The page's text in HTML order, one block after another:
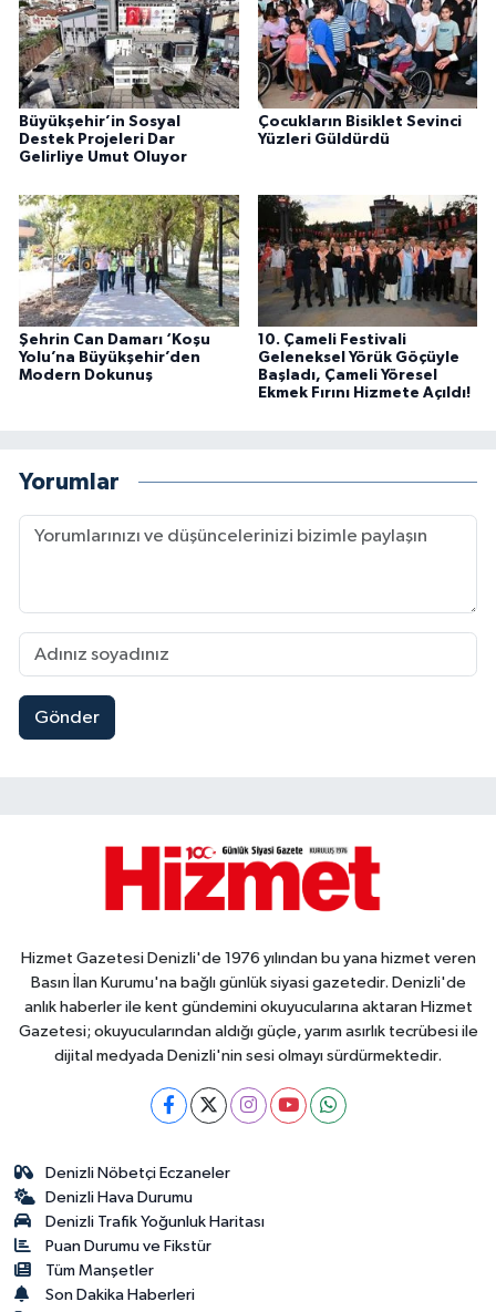
Büyükşehir’in Sosyal
Destek Projeleri Dar
Gelirliye Umut Oluyor
Çocukların Bisiklet Sevinci
Yüzleri Güldürdü
Şehrin Can Damarı ‘Koşu
Yolu’na Büyükşehir’den
Modern Dokunuş
10. Çameli Festivali
Geleneksel Yörük Göçüyle
Başladı, Çameli Yöresel
Ekmek Fırını Hizmete Açıldı!
Yorumlar
Gönder
Hizmet Gazetesi Denizli'de 1976 yılından bu yana hizmet veren
Basın İlan Kurumu'na bağlı günlük siyasi gazetedir. Denizli'de
anlık haberler ile kent gündemini okuyucularına aktaran Hizmet
Gazetesi; okuyucularından aldığı güçle, yarım asırlık tecrübesi ile
dijital medyada Denizli'nin sesi olmayı sürdürmektedir.
Denizli Nöbetçi Eczaneler
Denizli Hava Durumu
Denizli Trafik Yoğunluk Haritası
Puan Durumu ve Fikstür
Tüm Manşetler
Son Dakika Haberleri